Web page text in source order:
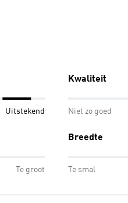
Uitstekend
Kwaliteit
Niet zo goed
Te groot
Breedte
Te smal